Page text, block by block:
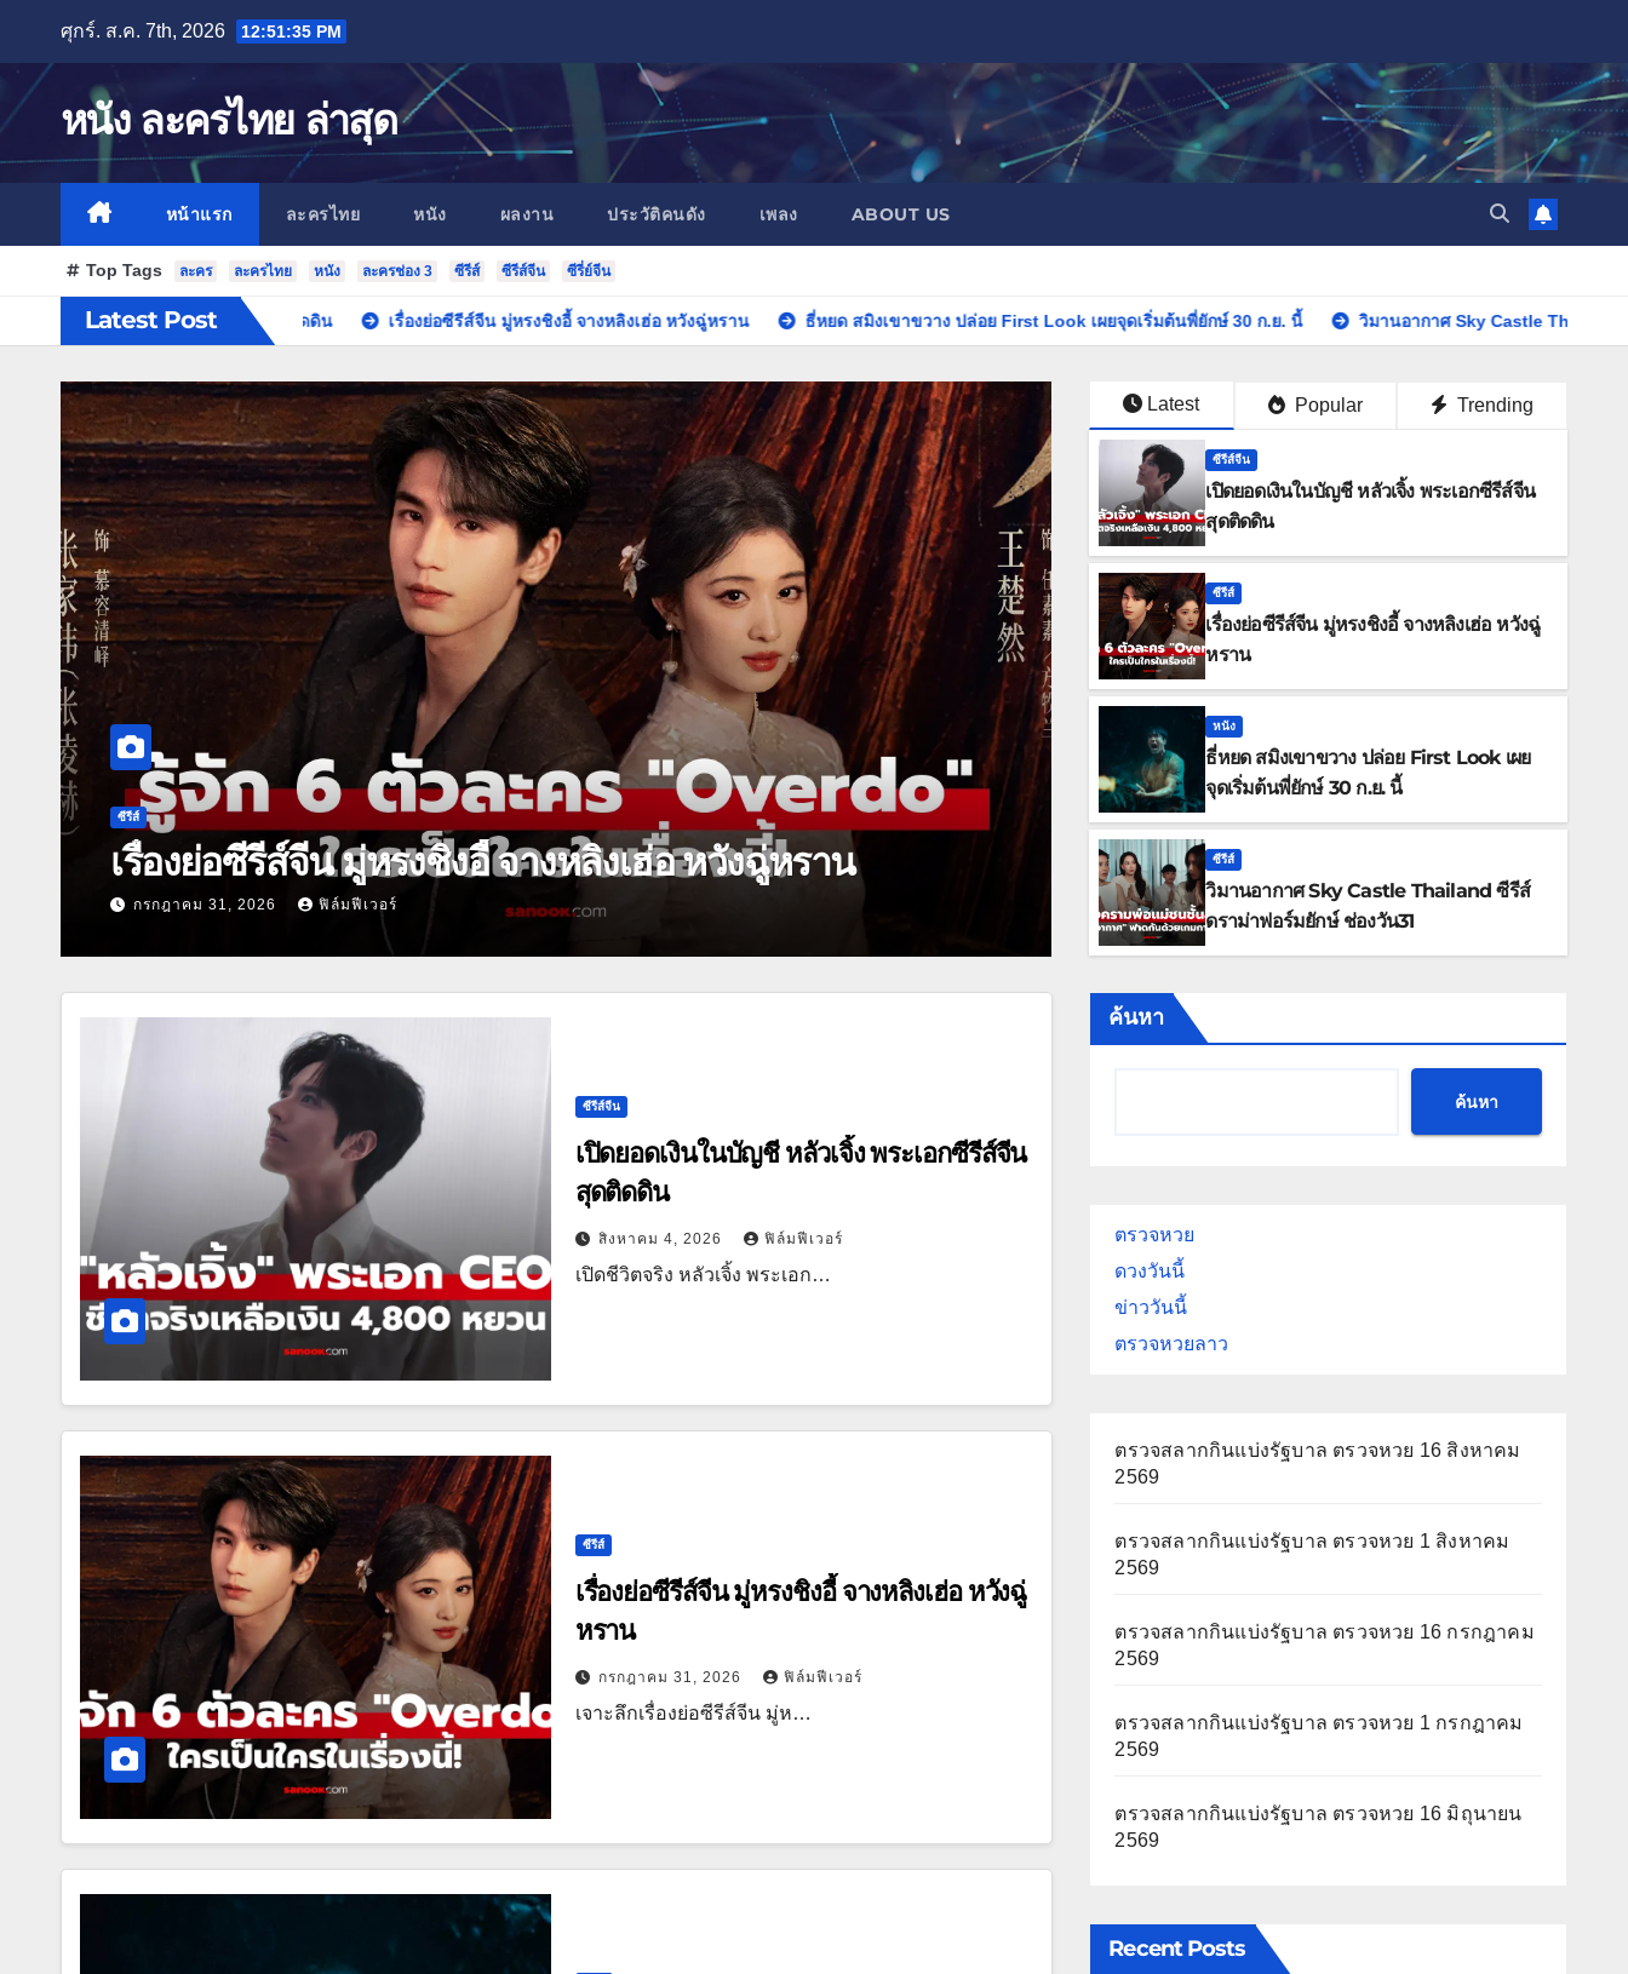
content
ศุกร์. ส.ค. 7th, 2026 12:51:37 PM
หนัง ละครไทย ล่าสุด
หน้าแรก ละครไทย หนัง ผลงาน ประวัติคนดัง เพลง ABOUT US
Top Tags ละคร ละครไทย หนัง ละครช่อง 3 ซีรีส์ ซีรีส์จีน ซีรี่ย์จีน
Latest Post
ง พระเอกซีรีส์จีนสุดติดดิน เรื่องย่อซีรีส์จีน มู่หรงชิงอี้ จางหลิงเฮ่อ หวังฉู่หราน ธี่หยด สมิงเขาขวาง ปล่อย First Look เผยจุดเริ่มต้นพี่ยักษ์ 30 ก.ย. นี้ วิมานอากาศ Sky Castle Thailand ซีรีส์ดราม่าฟอร์ม
หนัง
ธี่หยด สมิงเขาขวาง ปล่อย First Look เผยจุดเริ่มต้นพี่ยักษ์
30 ก.ย. นี้
กรกฎาคม 31, 2026 ฟิล์มฟีเวอร์
ซีรีส์
วิมานอากาศ Sky Castle
ยักษ์ ช่องวัน31
กรกฎาคม 31, 2026 ฟิล์มฟีเวอร์
Latest Popular Trending
ซีรีส์จีน
เปิดยอดเงินในบัญชี หลัวเจิ้ง พระเอกซีรีส์จีน
สุดติดดิน
ซีรีส์
เรื่องย่อซีรีส์จีน มู่หรงชิงอี้ จางหลิงเฮ่อ หวังฉู่
หราน
หนัง
ธี่หยด สมิงเขาขวาง ปล่อย First Look เผย
จุดเริ่มต้นพี่ยักษ์ 30 ก.ย. นี้
ซีรีส์
วิมานอากาศ Sky Castle Thailand ซีรีส์
ดราม่าฟอร์มยักษ์ ช่องวัน31
ซีรีส์จีน
เปิดยอดเงินในบัญชี หลัวเจิ้ง พระเอกซีรีส์จีน
สุดติดดิน
สิงหาคม 4, 2026 ฟิล์มฟีเวอร์
เปิดชีวิตจริง หลัวเจิ้ง พระเอก…
ซีรีส์
เรื่องย่อซีรีส์จีน มู่หรงชิงอี้ จางหลิงเฮ่อ หวังฉู่
หราน
กรกฎาคม 31, 2026 ฟิล์มฟีเวอร์
เจาะลึกเรื่องย่อซีรีส์จีน มู่ห…
ค้นหา
ค้นหา
ตรวจหวย
ดวงวันนี้
ข่าววันนี้
ตรวจหวยลาว
ตรวจสลากกินแบ่งรัฐบาล ตรวจหวย 16 สิงหาคม
2569
ตรวจสลากกินแบ่งรัฐบาล ตรวจหวย 1 สิงหาคม
2569
ตรวจสลากกินแบ่งรัฐบาล ตรวจหวย 16 กรกฎาคม
2569
ตรวจสลากกินแบ่งรัฐบาล ตรวจหวย 1 กรกฎาคม
2569
ตรวจสลากกินแบ่งรัฐบาล ตรวจหวย 16 มิถุนายน
2569
Recent Posts